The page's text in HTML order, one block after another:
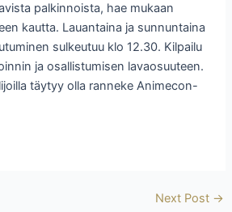
palkinnoista, hae mukaan
kautta. Lauantaina ja sunnuntaina
sulkeutuu klo 12.30. Kilpailu
ja osallistumisen lavaosuuteen.
täytyy olla ranneke Animecon-
Next Post →